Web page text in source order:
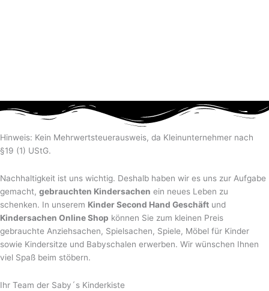
Hinweis: Kein Mehrwertsteuerausweis, da Kleinunternehmer nach
§19 (1) UStG.
Nachhaltigkeit ist uns wichtig. Deshalb haben wir es uns zur Aufgabe
gemacht, gebrauchten Kindersachen ein neues Leben zu
schenken. In unserem Kinder Second Hand Geschäft und
Kindersachen Online Shop können Sie zum kleinen Preis
gebrauchte Anziehsachen, Spiel­sachen, Spiele, Möbel für Kinder
sowie Kindersitze und Babyschalen erwerben. Wir wünschen Ihnen
viel Spaß beim stöbern.
Ihr Team der Saby´s Kinderkiste